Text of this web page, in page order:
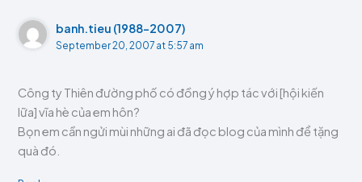
banh.tieu (1988-2007)
September 20, 2007 at 5:57 am
Công ty Thiên đường phố có đồng ý hợp tác với [hội kiến
lữa] vĩa hè của em hôn?
Bọn em cần ngửi mùi những ai đã đọc blog của mình để tặng
quà đó.